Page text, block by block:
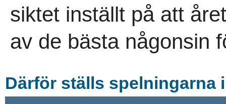
siktet inställt på att
av de bästa någonsin
Därför ställs spelningarna